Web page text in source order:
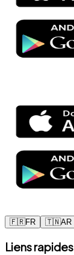
🇫🇷FR 🇹🇳AR
Liens rapides